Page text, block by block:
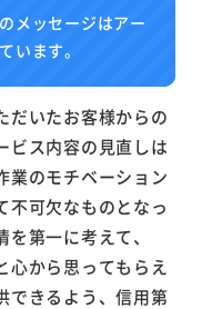
メッセージはアー
います。
だいたお客様からの
ビス内容の見直しは
業のモチベーション
不可欠なものとなっ
第一に考えて、
心から思ってもらえ
できるよう、信用第